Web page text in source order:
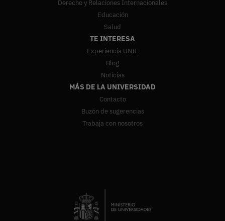
Derecho y Relaciones Internacionales
Educación
Salud
TE INTERESA
Experiencia UNIE
Blog
Noticias
MÁS DE LA UNIVERSIDAD
Contacto
Buzón de sugerencias
Trabaja con nosotros